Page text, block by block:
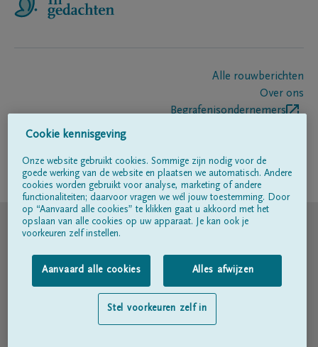
Alle rouwberichten
Over ons
Begrafenisondernemers
Volg ons op
© DELA
Gebruiksvoorwaarden
Privacyverklaring
Toegankelijkheidsverklaring
Cookie kennisgeving
Onze website gebruikt cookies. Sommige zijn nodig voor de
goede werking van de website en plaatsen we automatisch. Andere
cookies worden gebruikt voor analyse, marketing of andere
functionaliteiten; daarvoor vragen we wél jouw toestemming. Door
op “Aanvaard alle cookies” te klikken gaat u akkoord met het
opslaan van alle cookies op uw apparaat. Je kan ook je
voorkeuren zelf instellen.
Aanvaard alle cookies Alles afwijzen
Stel voorkeuren zelf in